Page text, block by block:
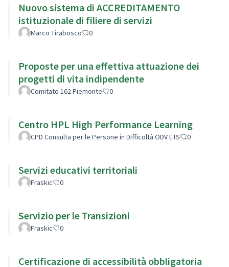
Nuovo sistema di ACCREDITAMENTO
istituzionale di filiere di servizi
Marco Tirabosco 0
Proposte per una effettiva attuazione dei
progetti di vita indipendente
Comitato 162 Piemonte 0
Centro HPL High Performance Learning
CPD Consulta per le Persone in Difficoltà ODV ETS 0
Servizi educativi territoriali
Fraskic 0
Servizio per le Transizioni
Fraskic 0
Certificazione di accessibilità obbligatoria